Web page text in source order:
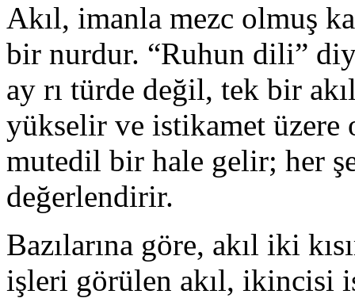
Akıl, imanla mezc olmuş
bir nurdur. “Ruhun dili”
ay rı türde değil, tek bir
yükselir ve istikamet üzere
mutedil bir hale gelir; her
değerlendirir.
Bazılarına göre, akıl iki
işleri görülen akıl, ikincisi